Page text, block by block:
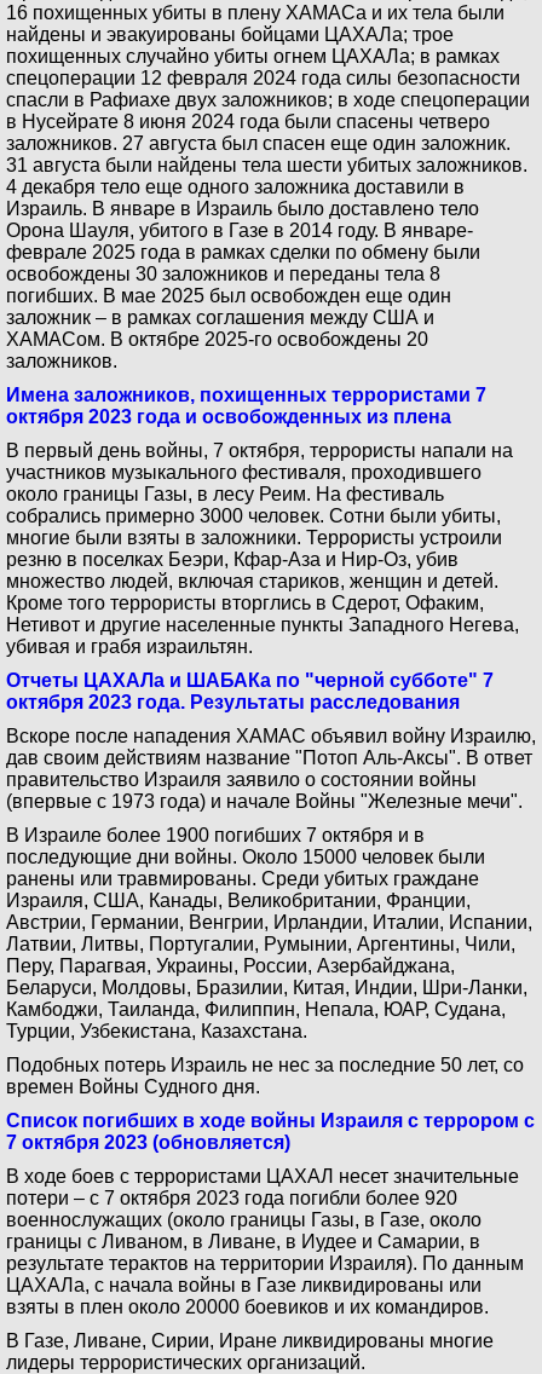
16 похищенных убиты в плену ХАМАСа и их тела были
найдены и эвакуированы бойцами ЦАХАЛа; трое
похищенных случайно убиты огнем ЦАХАЛа; в рамках
спецоперации 12 февраля 2024 года силы безопасности
спасли в Рафиахе двух заложников; в ходе спецоперации
в Нусейрате 8 июня 2024 года были спасены четверо
заложников. 27 августа был спасен еще один заложник.
31 августа были найдены тела шести убитых заложников.
4 декабря тело еще одного заложника доставили в
Израиль. В январе в Израиль было доставлено тело
Орона Шауля, убитого в Газе в 2014 году. В январе-
феврале 2025 года в рамках сделки по обмену были
освобождены 30 заложников и переданы тела 8
погибших. В мае 2025 был освобожден еще один
заложник – в рамках соглашения между США и
ХАМАСом. В октябре 2025-го освобождены 20
заложников.
Имена заложников, похищенных террористами 7
октября 2023 года и освобожденных из плена
В первый день войны, 7 октября, террористы напали на
участников музыкального фестиваля, проходившего
около границы Газы, в лесу Реим. На фестиваль
собрались примерно 3000 человек. Сотни были убиты,
многие были взяты в заложники. Террористы устроили
резню в поселках Беэри, Кфар-Аза и Нир-Оз, убив
множество людей, включая стариков, женщин и детей.
Кроме того террористы вторглись в Сдерот, Офаким,
Нетивот и другие населенные пункты Западного Негева,
убивая и грабя израильтян.
Отчеты ЦАХАЛа и ШАБАКа по "черной субботе" 7
октября 2023 года. Результаты расследования
Вскоре после нападения ХАМАС объявил войну Израилю,
дав своим действиям название "Потоп Аль-Аксы". В ответ
правительство Израиля заявило о состоянии войны
(впервые с 1973 года) и начале Войны "Железные мечи".
В Израиле более 1900 погибших 7 октября и в
последующие дни войны. Около 15000 человек были
ранены или травмированы. Среди убитых граждане
Израиля, США, Канады, Великобритании, Франции,
Австрии, Германии, Венгрии, Ирландии, Италии, Испании,
Латвии, Литвы, Португалии, Румынии, Аргентины, Чили,
Перу, Парагвая, Украины, России, Азербайджана,
Беларуси, Молдовы, Бразилии, Китая, Индии, Шри-Ланки,
Камбоджи, Таиланда, Филиппин, Непала, ЮАР, Судана,
Турции, Узбекистана, Казахстана.
Подобных потерь Израиль не нес за последние 50 лет, со
времен Войны Судного дня.
Список погибших в ходе войны Израиля с террором с
7 октября 2023 (обновляется)
В ходе боев с террористами ЦАХАЛ несет значительные
потери – с 7 октября 2023 года погибли более 920
военнослужащих (около границы Газы, в Газе, около
границы с Ливаном, в Ливане, в Иудее и Самарии, в
результате терактов на территории Израиля). По данным
ЦАХАЛа, с начала войны в Газе ликвидированы или
взяты в плен около 20000 боевиков и их командиров.
В Газе, Ливане, Сирии, Иране ликвидированы многие
лидеры террористических организаций.